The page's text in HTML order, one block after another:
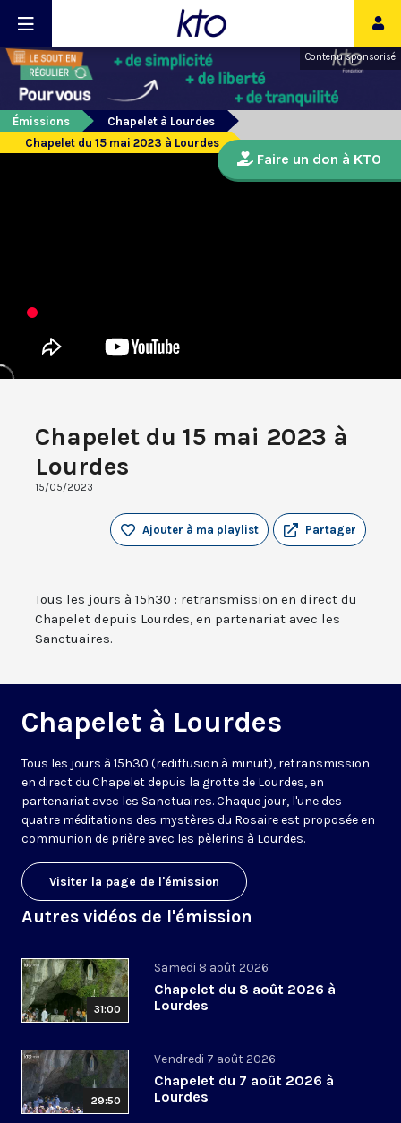
Contenu sponsorisé
Émissions
Chapelet à Lourdes
Chapelet du 15 mai 2023 à Lourdes
Chapelet du 15 mai 2023 à
Lourdes
15/05/2023
Partager
Ajouter à ma playlist
Tous les jours à 15h30 : retransmission en direct du
Chapelet depuis Lourdes, en partenariat avec les
Sanctuaires.
Chapelet à Lourdes
Tous les jours à 15h30 (rediffusion à minuit), retransmission
en direct du Chapelet depuis la grotte de Lourdes, en
partenariat avec les Sanctuaires. Chaque jour, l'une des
quatre méditations des mystères du Rosaire est proposée en
communion de prière avec les pèlerins à Lourdes.
Visiter la page de l'émission
Autres vidéos de l'émission
31:00
Samedi 8 août 2026
Chapelet du 8 août 2026 à
Lourdes
29:50
Vendredi 7 août 2026
Chapelet du 7 août 2026 à
Lourdes
Faire un don à KTO